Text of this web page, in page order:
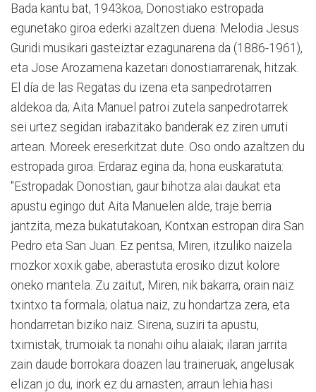
Bada kantu bat, 1943koa, Donostiako estropada
egunetako giroa ederki azaltzen duena: Melodia Jesus
Guridi musikari gasteiztar ezagunarena da (1886-1961),
eta Jose Arozamena kazetari donostiarrarenak, hitzak.
El día de las Regatas du izena eta sanpedrotarren
aldekoa da; Aita Manuel patroi zutela sanpedrotarrek
sei urtez segidan irabazitako banderak ez ziren urruti
artean. Moreek ereserkitzat dute. Oso ondo azaltzen du
estropada giroa. Erdaraz egina da; hona euskaratuta:
"Estropadak Donostian, gaur bihotza alai daukat eta
apustu egingo dut Aita Manuelen alde, traje berria
jantzita, meza bukatutakoan, Kontxan estropan dira San
Pedro eta San Juan. Ez pentsa, Miren, itzuliko naizela
mozkor xoxik gabe, aberastuta erosiko dizut kolore
oneko mantela. Zu zaitut, Miren, nik bakarra, orain naiz
txintxo ta formala; olatua naiz, zu hondartza zera, eta
hondarretan biziko naiz. Sirena, suziri ta apustu,
tximistak, trumoiak ta nonahi oihu alaiak; ilaran jarrita
zain daude borrokara doazen lau traineruak, angelusak
elizan jo du, inork ez du arnasten, arraun lehia hasi